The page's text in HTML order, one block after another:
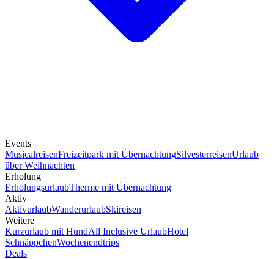
Events
MusicalreisenFreizeitpark mit ÜbernachtungSilvesterreisenUrlaub
über Weihnachten
Erholung
ErholungsurlaubTherme mit Übernachtung
Aktiv
AktivurlaubWanderurlaubSkireisen
Weitere
Kurzurlaub mit HundAll Inclusive UrlaubHotel
SchnäppchenWochenendtrips
Deals